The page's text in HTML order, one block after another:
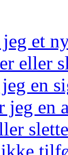
et
eller
en
jeg en